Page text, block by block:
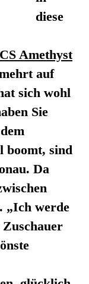
diese
Amethyst
auf
sich wohl
Sie
boomt, sind
Da
„Ich werde